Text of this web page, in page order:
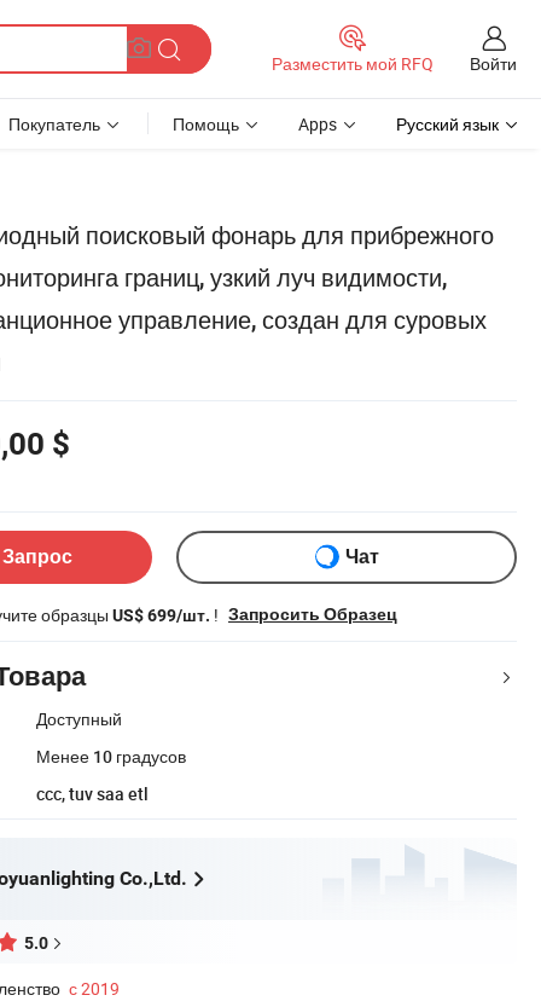
Разместить мой RFQ Войти
Покупатель Помощь Apps Русский язык
поисковый фонарь для прибрежного
границ, узкий луч видимости,
управление, создан для суровых
$
Чат
образцы US$ 699/шт. ! Запросить Образец
Доступный
Менее 10 градусов
ccc, tuv saa etl
Co.,Ltd.
5.0
с 2019